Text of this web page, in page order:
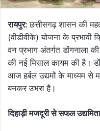
रायपुर:छत्तीसगढ़ शासन की
(वीडीवीके) योजना के प्रभावी
वन प्रभाग अंतर्गत डोंगनाला
की नई मिसाल कायम की है।
आज हर्बल उद्यमों के माध्यम से
बनकर उभरा है।
दिहाड़ी मजदूरी से सफल